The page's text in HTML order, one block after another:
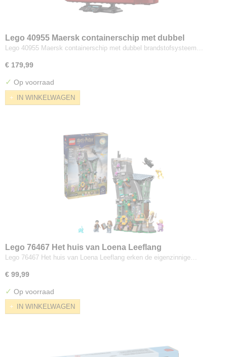
Lego 40955 Maersk containerschip met dubbel
brandstofsysteem
Lego 40955 Maersk containerschip met dubbel brandstofsysteem…
€ 179,99
✓ Op voorraad
IN WINKELWAGEN
Lego 76467 Het huis van Loena Leeflang
Lego 76467 Het huis van Loena Leeflang erken de eigenzinnige…
€ 99,99
✓ Op voorraad
IN WINKELWAGEN